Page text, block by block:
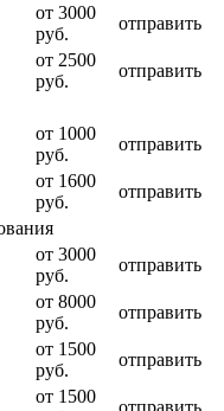
от 3000
руб.
отправить
от 2500
руб.
отправить
от 1000
руб.
отправить
от 1600
руб.
отправить
от 3000
руб.
отправить
от 8000
руб.
отправить
от 1500
руб.
отправить
от 1500
отправить